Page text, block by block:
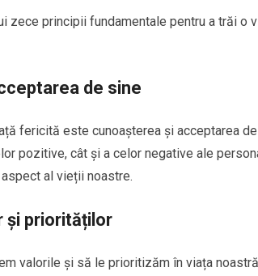
zece principii fundamentale pentru a trăi o
de sine
fericită este cunoașterea și acceptarea
pozitive, cât și a celor negative ale
al vieții noastre.
și priorităților
valorile și să le prioritizăm în viața